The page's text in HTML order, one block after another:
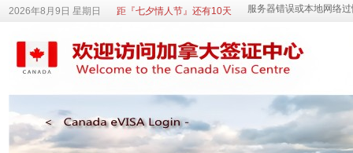
2026年8月9日 星期日 距『七夕情人节』还有10天